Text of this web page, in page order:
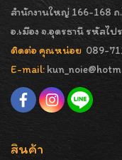
สำนักงานใหญ่ 166-168
อ.เมือง จ.อุดรธานี รหัสไ
ติดต่อ คุณหน่อย 089-
E-mail:
สินค้า